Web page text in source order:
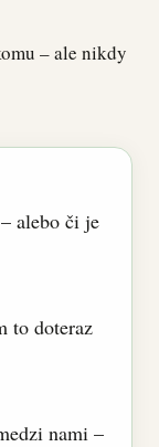
– ale nikdy
alebo či je
to doteraz
nami –